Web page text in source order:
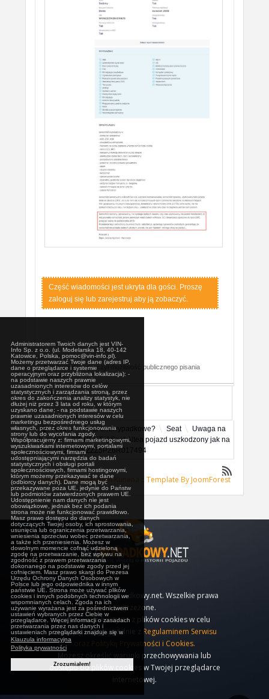
Administratorem Twoich danych jest VIN-
Info Sp. z o.o. (ul. Modelarska 18, 40-142
Katowice, Polska, pomoc@vin-info.pl).
Możemy przetwarzać Twoje dane (adres IP,
dane o przeglądarce i systemie
operacyjnym oraz przybliżona lokalizacja): -
na podstawie naszych prawnie
uzasadnionych interesów do celów
statystycznych i zarządzania stroną, przez
okres do zakończenia analizy statystyk, nie
dłużej niż przez 3 lata od roku, w którym
uzyskano dane; - na podstawie naszych
prawnie uzasadnionych interesów w celu
marketingu bezpośredniego usług
własnych, przez okres funkcjonowania
strony lub do wycofania zgody.
Współpracujemy z: firmami marketingowymi,
wyszukiwarkami internetowymi, portalami
społecznościowymi, firmami
udostępniającymi narzędzia do badań
statystycznych i obsługi portali
społecznościowych, firmami hostingowymi,
którym możemy przekazywać te dane
(odbiorcy danych). Dane mogą być
przekazywane poza UE, jedynie do Państw
lub podmiotów zatwierdzonych prawem UE.
Udostępnienie nam danych nie jest
obowiązkowe, jednak bez ich podania
strona może nie funkcjonować prawidłowo.
Masz prawo dostępu do danych
dotyczących Twojej osoby, ich sprostowania,
usunięcia lub ograniczenia przetwarzania,
wniesienia sprzeciwu wobec przetwarzania,
a także ich przeniesienia. Możesz w
dowolnym momencie cofnąć udzieloną
zgodę na przetwarzanie, bez wpływu na
zgodność z prawem przetwarzania
dokonanego na podstawie zgody przed jej
cofnięciem. Masz prawo skargi do Prezesa
Urzędu Ochrony Danych Osobowych w
Polsce lub jego odpowiednika w innym
państwie UE. Strona może używać plików
cookies i innych podobnych technologii we
wspomnianych celach. Zgoda na ich
używanie wyrażana jest za pośrednictwem
ustawień wybranych przez Ciebie w
przeglądarce. Więcej informacji o zasadach
przetwarzania przez nas danych i
ustawieniach przeglądarki znajduje się w
Klauzula informacyjna
Polityka prywatności
Zrozumiałem!
Część wiadomości jest ukryta dla gości. Proszę
zaloguj się lub zarejestruj aby ją zobaczyć.
Administrator wyłączył możliwość publicznego pisania
postów.
Forum Auta bezwypadkowe? Seat
Uwaga na
to auto
[KOREKTA] Seat Altea pojazd uszkodzony jak na
zdjęciach VSSZZZ5PZ6R017494
Zasilane przezForum Kunena Template By JoomForest
© 2010-2019 Bezwypadkowy.net. Wszelkie prawa
zastrzeżone.
Nasz serwis korzysta z plików cookies w celu
realizacji usług i zgodnie z
Regulaminem Serwisu
oraz Polityką Prywatności i Cookies.
Możesz określić warunki przechowywania lub
dostępu do plików cookies w Twojej przeglądarce
internetowej.